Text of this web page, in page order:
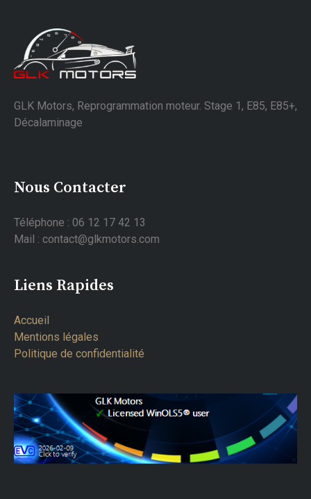
GLK Motors, Reprogrammation moteur. Stage 1, E85, E85+,
Décalaminage
Nous Contacter
Téléphone : 06 12 17 42 13
Mail : contact@glkmotors.com
Liens Rapides
Accueil
Mentions légales
Politique de confidentialité